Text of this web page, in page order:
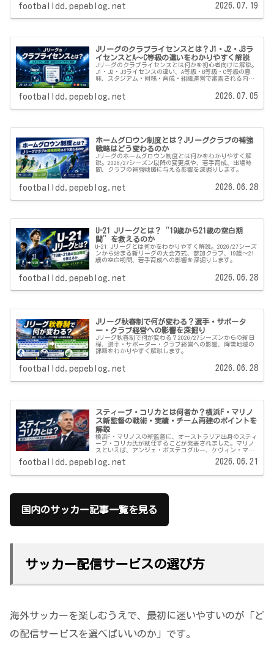
footballdd.pepeblog.net 2026.07.19
Jリーグのクラブライセンスとは？J1・J2・J3ラ
イセンスとA〜C等級の違いをわかりやすく解説
Jリーグのクラブライセンスとは何かを初心者向けに解説。
J1・J2・J3ライセンスの違い、A等級・B等級・C等級の意
味、スタジアム・財務・育成・組織運営で審査される内
footballdd.pepeblog.net 2026.07.05
ホームグロウン制度とは？Jリーグクラブの補強
戦略はどう変わるのか
Jリーグのホームグロウン制度とは何かをわかりやすく解
説。2026/27シーズン以降の変更点や、若手育成、出場時
間、クラブの補強戦略に与える影響を深掘りします。
footballdd.pepeblog.net 2026.06.28
U-21 Jリーグとは？“19歳から21歳の空白期
間”を救えるのか
U-21 Jリーグとは何かをわかりやすく解説。2026/27シーズ
ンから始まる新リーグの大会方式、参加クラブ、19歳〜21
歳の空白期間、若手育成への影響を深掘りします。
footballdd.pepeblog.net 2026.06.28
Jリーグ秋春制で何が変わる？選手・サポータ
ー・クラブ経営への影響を深掘り
Jリーグ秋春制で何が変わる？2026/27シーズンからの新日
程、選手・サポーター・クラブ経営への影響、降雪地域の
課題をわかりやすく解説します。
footballdd.pepeblog.net 2026.06.28
スティーブ・コリカとは何者か？横浜F・マリノ
ス新監督の戦術・実績・チーム再建のポイントを
解説
横浜F・マリノスの新監督に、オーストラリア出身のスティ
ーブ・コリカ氏が就任することが発表されました。マリノ
スといえば、アンジェ・ポステコグルー、ケヴィン・マス
カットらオーストラリア系指導者の下で、攻撃的なフット
ボールを磨き上げてきたクラブで...
footballdd.pepeblog.net 2026.06.21
国内のサッカー記事一覧を見る
サッカー配信サービスの選び方
海外サッカーを楽しむうえで、最初に迷いやすいのが「ど
の配信サービスを選べばいいのか」です。